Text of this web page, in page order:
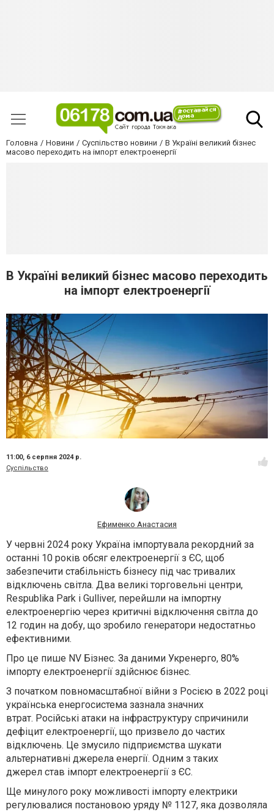
Головна Новини Суспільство новини
В Україні великий бізнес
масово переходить на імпорт електроенергії
В Україні великий бізнес масово переходить
на імпорт електроенергії
11:00, 6 серпня 2024 р.
Суспільство
Ефименко Анастасия
У червні 2024 року Україна імпортувала рекордний за
останні 10 років обсяг електроенергії з ЄС, щоб
забезпечити стабільність бізнесу під час тривалих
відключень світла. Два великі торговельні центри,
Respublika Park і Gulliver, перейшли на імпортну
електроенергію через критичні відключення світла до
12 годин на добу, що зробило генератори недостатньо
ефективними.
Про це пише NV Бізнес. За даними Укренерго, 80%
імпорту електроенергії здійснює бізнес.
З початком повномасштабної війни з Росією в 2022 році
українська енергосистема зазнала значних
втрат. Російські атаки на інфраструктуру спричинили
дефіцит електроенергії, що призвело до частих
відключень. Це змусило підприємства шукати
альтернативні джерела енергії. Одним з таких
джерел став імпорт електроенергії з ЄС.
Ще минулого року можливості імпорту електрики
регулювалися постановою уряду № 1127, яка дозволяла